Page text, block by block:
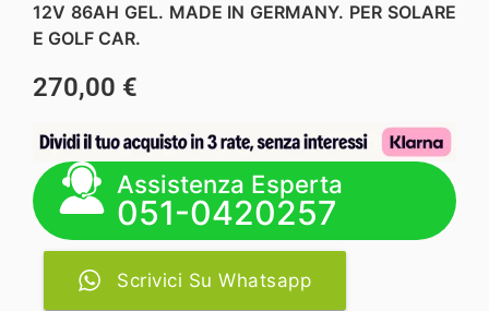
12V 86AH GEL. MADE IN GERMANY. PER SOLARE
E GOLF CAR.
270,00 €
Assistenza Esperta
051-0420257
Scrivici Su Whatsapp